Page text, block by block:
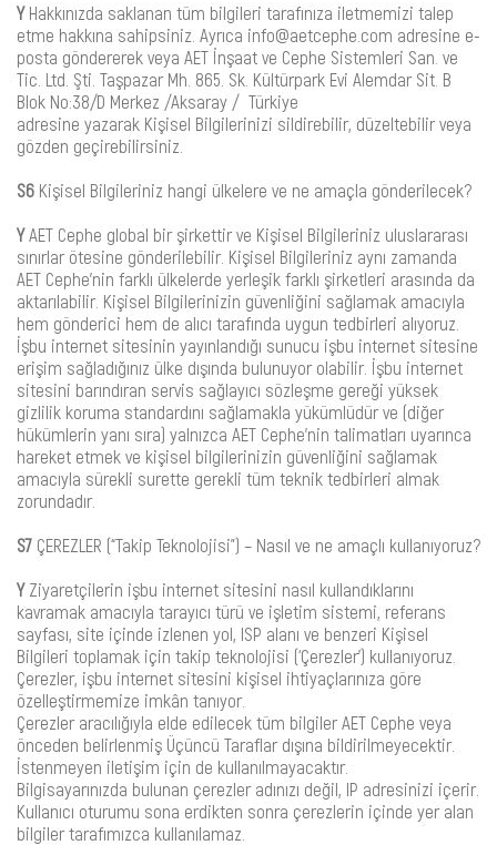
YHakkınızda saklanan tüm bilgileri tarafınıza iletmemizi talep
etme hakkına sahipsiniz. Ayrıca info@aetcephe.com adresine e-
posta göndererek veya AET İnşaat ve Cephe Sistemleri San. ve
Tic. Ltd. Şti. Taşpazar Mh. 865. Sk. Kültürpark Evi Alemdar Sit. B
Blok No:38/D Merkez /Aksaray / Türkiye
adresine yazarak Kişisel Bilgilerinizi sildirebilir, düzeltebilir veya
gözden geçirebilirsiniz.
S6 Kişisel Bilgileriniz hangi ülkelere ve ne amaçla gönderilecek?
YAET Cephe global bir şirkettir ve Kişisel Bilgileriniz uluslararası
sınırlar ötesine gönderilebilir. Kişisel Bilgileriniz aynı zamanda
AET Cephe’nin farklı ülkelerde yerleşik farklı şirketleri arasında da
aktarılabilir. Kişisel Bilgilerinizin güvenliğini sağlamak amacıyla
hem gönderici hem de alıcı tarafında uygun tedbirleri alıyoruz.
İşbu internet sitesinin yayınlandığı sunucu işbu internet sitesine
erişim sağladığınız ülke dışında bulunuyor olabilir. İşbu internet
sitesini barındıran servis sağlayıcı sözleşme gereği yüksek
gizlilik koruma standardını sağlamakla yükümlüdür ve (diğer
hükümlerin yanı sıra) yalnızca AET Cephe’nin talimatları uyarınca
hareket etmek ve kişisel bilgilerinizin güvenliğini sağlamak
amacıyla sürekli surette gerekli tüm teknik tedbirleri almak
zorundadır.
S7 ÇEREZLER (“Takip Teknolojisi”) – Nasıl ve ne amaçlı kullanıyoruz?
YZiyaretçilerin işbu internet sitesini nasıl kullandıklarını
kavramak amacıyla tarayıcı türü ve işletim sistemi, referans
sayfası, site içinde izlenen yol, ISP alanı ve benzeri Kişisel
Bilgileri toplamak için takip teknolojisi (‘Çerezler’) kullanıyoruz.
Çerezler, işbu internet sitesini kişisel ihtiyaçlarınıza göre
özelleştirmemize imkân tanıyor.
Çerezler aracılığıyla elde edilecek tüm bilgiler AET Cephe veya
önceden belirlenmiş Üçüncü Taraflar dışına bildirilmeyecektir.
İstenmeyen iletişim için de kullanılmayacaktır.
Bilgisayarınızda bulunan çerezler adınızı değil, IP adresinizi içerir.
Kullanıcı oturumu sona erdikten sonra çerezlerin içinde yer alan
bilgiler tarafımızca kullanılamaz.